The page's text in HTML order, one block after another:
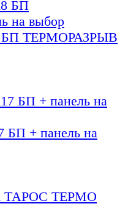
ТЕРМОРАЗРЫВ
+ панель на